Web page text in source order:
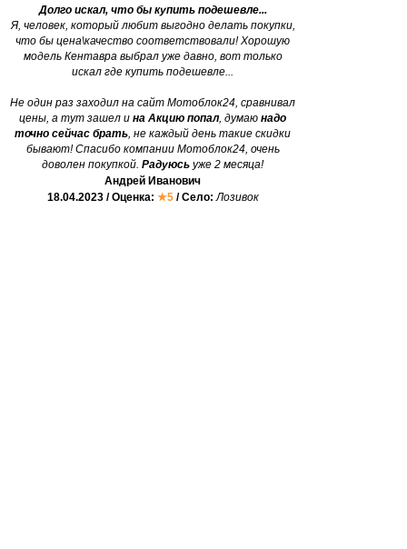
Долго искал, что бы купить подешевле...
Я, человек, который любит выгодно делать покупки,
что бы цена\качество соответствовали! Хорошую
модель Кентавра выбрал уже давно, вот только
искал где купить подешевле...
Не один раз заходил на сайт Мотоблок24, сравнивал
цены, а тут зашел и на Акцию попал, думаю надо
точно сейчас брать, не каждый день такие скидки
бывают! Спасибо компании Мотоблок24, очень
доволен покупкой. Радуюсь уже 2 месяца!
Андрей Иванович
18.04.2023 / Оценка: ★5 / Село: Лозивок